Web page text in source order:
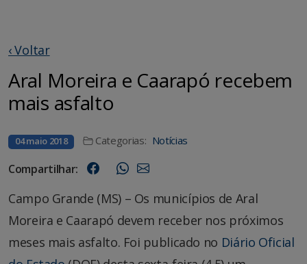
‹ Voltar
Aral Moreira e Caarapó recebem
mais asfalto
04 maio 2018 Categorias: Notícias
Compartilhar:
Campo Grande (MS) – Os municípios de Aral
Moreira e Caarapó devem receber nos próximos
meses mais asfalto. Foi publicado no Diário Oficial